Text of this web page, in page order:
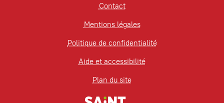
Contact
Mentions légales
Politique de confidentialité
Aide et accessibilité
Plan du site